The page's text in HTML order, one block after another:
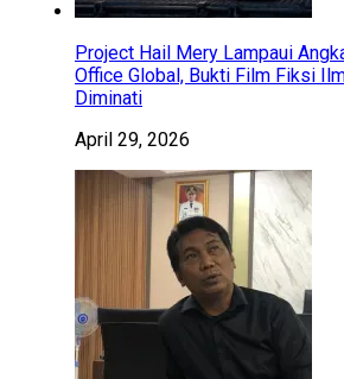
Project Hail Mery Lampaui
Office Global, Bukti Film Fiksi
Diminati
April 29, 2026